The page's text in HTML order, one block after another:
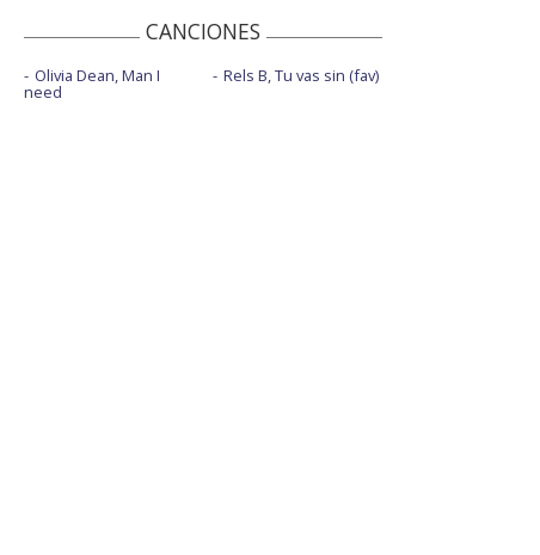
CANCIONES
Olivia Dean, Man I
need
Rels B, Tu vas sin (fav)